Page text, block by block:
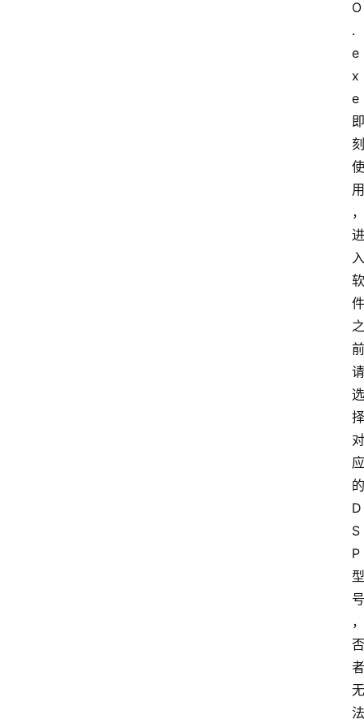
O
.
e
x
e
即
刻
使
用
，
进
入
软
件
之
前
请
选
择
对
应
的
D
S
P
型
号
，
否
者
无
法